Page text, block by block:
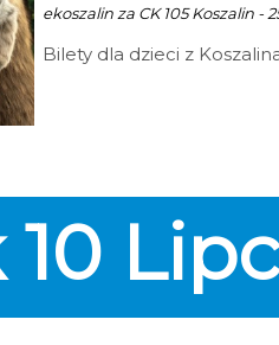
ekoszalin za CK 105 Koszalin -
Bilety dla dzieci z
10